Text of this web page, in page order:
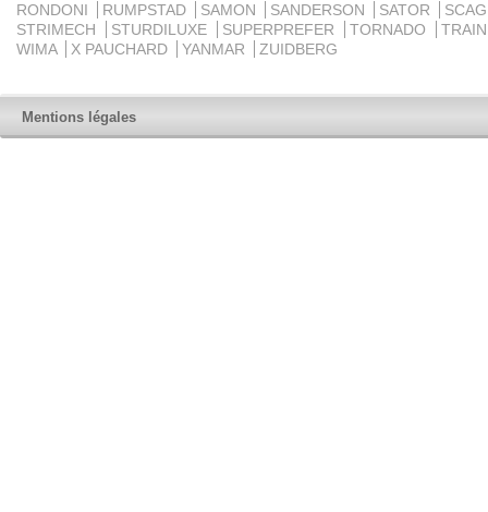
RONDONI
RUMPSTAD SAMON SANDERSON SATOR
STRIMECH
STURDILUXE SUPERPREFER TORNADO
WIMA
X PAUCHARD YANMAR ZUIDBERG
Mentions légales